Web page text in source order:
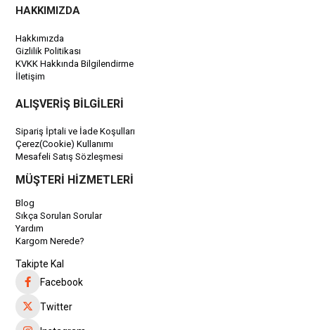
HAKKIMIZDA
Hakkımızda
Gizlilik Politikası
KVKK Hakkında Bilgilendirme
İletişim
ALIŞVERİŞ BİLGİLERİ
Sipariş İptali ve İade Koşulları
Çerez(Cookie) Kullanımı
Mesafeli Satış Sözleşmesi
MÜŞTERİ HİZMETLERİ
Blog
Sıkça Sorulan Sorular
Yardım
Kargom Nerede?
Takipte Kal
Facebook
Twitter